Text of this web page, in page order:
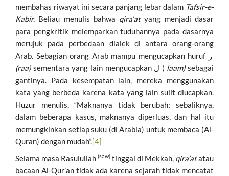
membahas riwayat ini secara panjang lebar dalam Tafsir-e-
Kabir. Beliau menulis bahwa qira’atyang menjadi dasar
para pengkritik melemparkan tuduhannya pada dasarnya
merujuk pada perbedaan dialek di antara orang-orang
(raa)
sementara yang lain mengucapkan ل ( laam)sebagai
gantinya. Pada kesempatan lain, mereka menggunakan
kata yang berbeda karena kata yang lain sulit diucapkan.
Huzur menulis, “Maknanya tidak berubah; sebaliknya,
dalam beberapa kasus, maknanya diperluas, dan hal itu
memungkinkan setiap suku (di Arabia) untuk membaca (Al-
Quran) dengan mudah”.[4]
Selama masa Rasulullah (saw) tinggal di Mekkah, qira’atatau
bacaan Al-Qur’an tidak ada karena sejarah tidak mencatat